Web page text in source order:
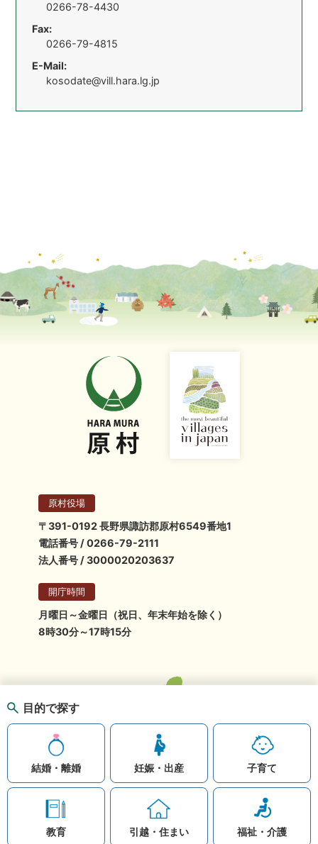
0266-78-4430
Fax:
0266-79-4815
E-Mail:
kosodate@vill.hara.lg.jp
目的で探す
結婚・離婚 妊娠・出産 子育て
教育 引越・住まい 福祉・介護
原村役場
〒391-0192 長野県諏訪郡原村6549番地1
電話番号 / 0266-79-2111
法人番号 / 3000020203637
開庁時間
月曜日～金曜日（祝日、年末年始を除く）
8時30分～17時15分